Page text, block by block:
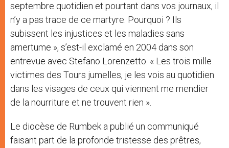
septembre quotidien et pourtant dans vos journaux, il
n’y a pas trace de ce martyre. Pourquoi ? Ils
subissent les injustices et les maladies sans
amertume », s’est-il exclamé en 2004 dans son
entrevue avec Stefano Lorenzetto. « Les trois mille
victimes des Tours jumelles, je les vois au quotidien
dans les visages de ceux qui viennent me mendier
de la nourriture et ne trouvent rien ».
Le diocèse de Rumbek a publié un communiqué
faisant part de la profonde tristesse des prêtres,